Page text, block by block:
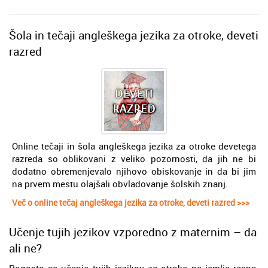
Šola in tečaji angleškega jezika za otroke, deveti
razred
Online tečaji in šola angleškega jezika za otroke devetega
razreda so oblikovani z veliko pozornosti, da jih ne bi
dodatno obremenjevalo njihovo obiskovanje in da bi jim
na prvem mestu olajšali obvladovanje šolskih znanj.
Več o online tečaj angleškega jezika za otroke, deveti razred >>>
Učenje tujih jezikov vzporedno z maternim – da
ali ne?